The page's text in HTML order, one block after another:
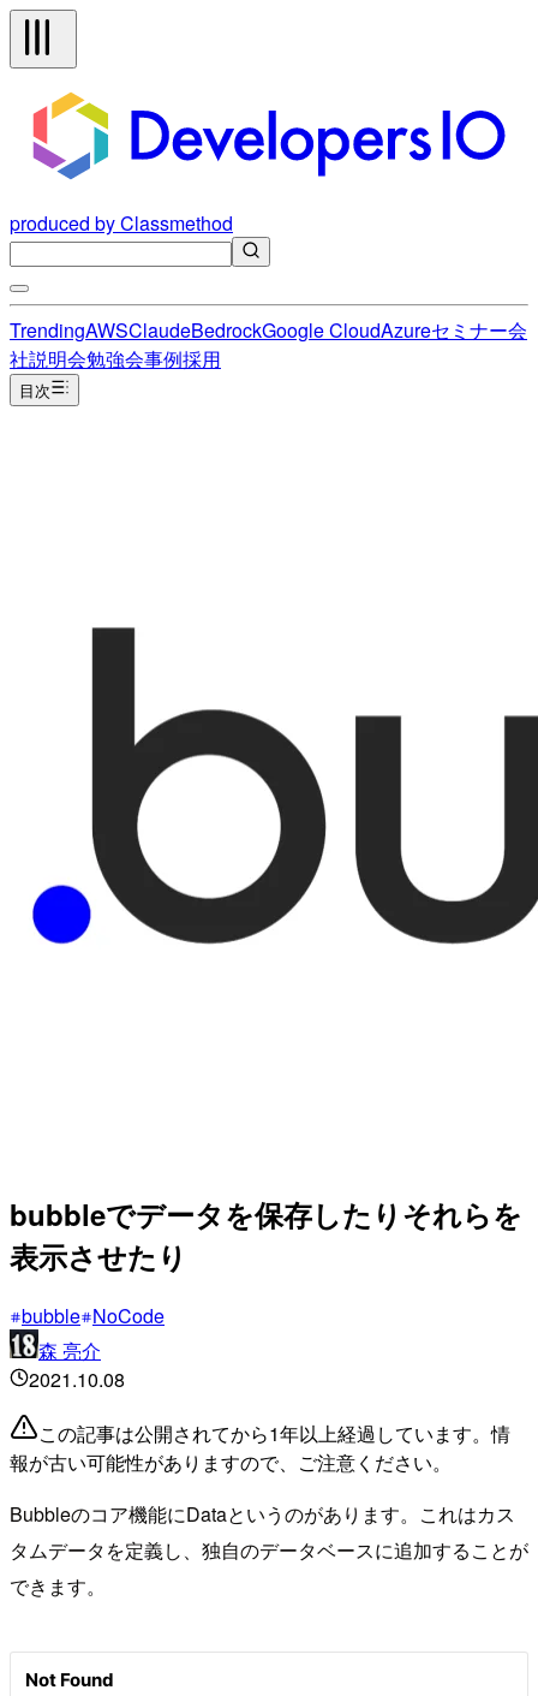
produced by Classmethod
TrendingAWSClaudeBedrockGoogle CloudAzureセミナー会
社説明会勉強会事例採用
目次
bubbleでデータを保存したりそれらを
表示させたり
bubble NoCode
森 亮介
2021.10.08
この記事は公開されてから1年以上経過しています。情
報が古い可能性がありますので、ご注意ください。
Bubbleのコア機能にDataというのがあります。これはカス
タムデータを定義し、独自のデータベースに追加することが
できます。